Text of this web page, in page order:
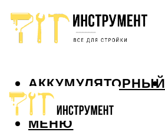
АККУМУЛЯТОРНЫЙ
МЕНЮ